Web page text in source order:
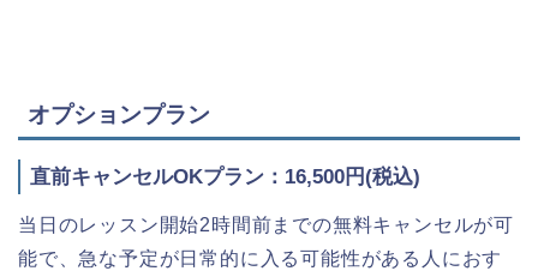
オプションプラン
直前キャンセルOKプラン：16,500円(税込)
当日のレッスン開始2時間前までの無料キャンセルが可
能で、急な予定が日常的に入る可能性がある人におす